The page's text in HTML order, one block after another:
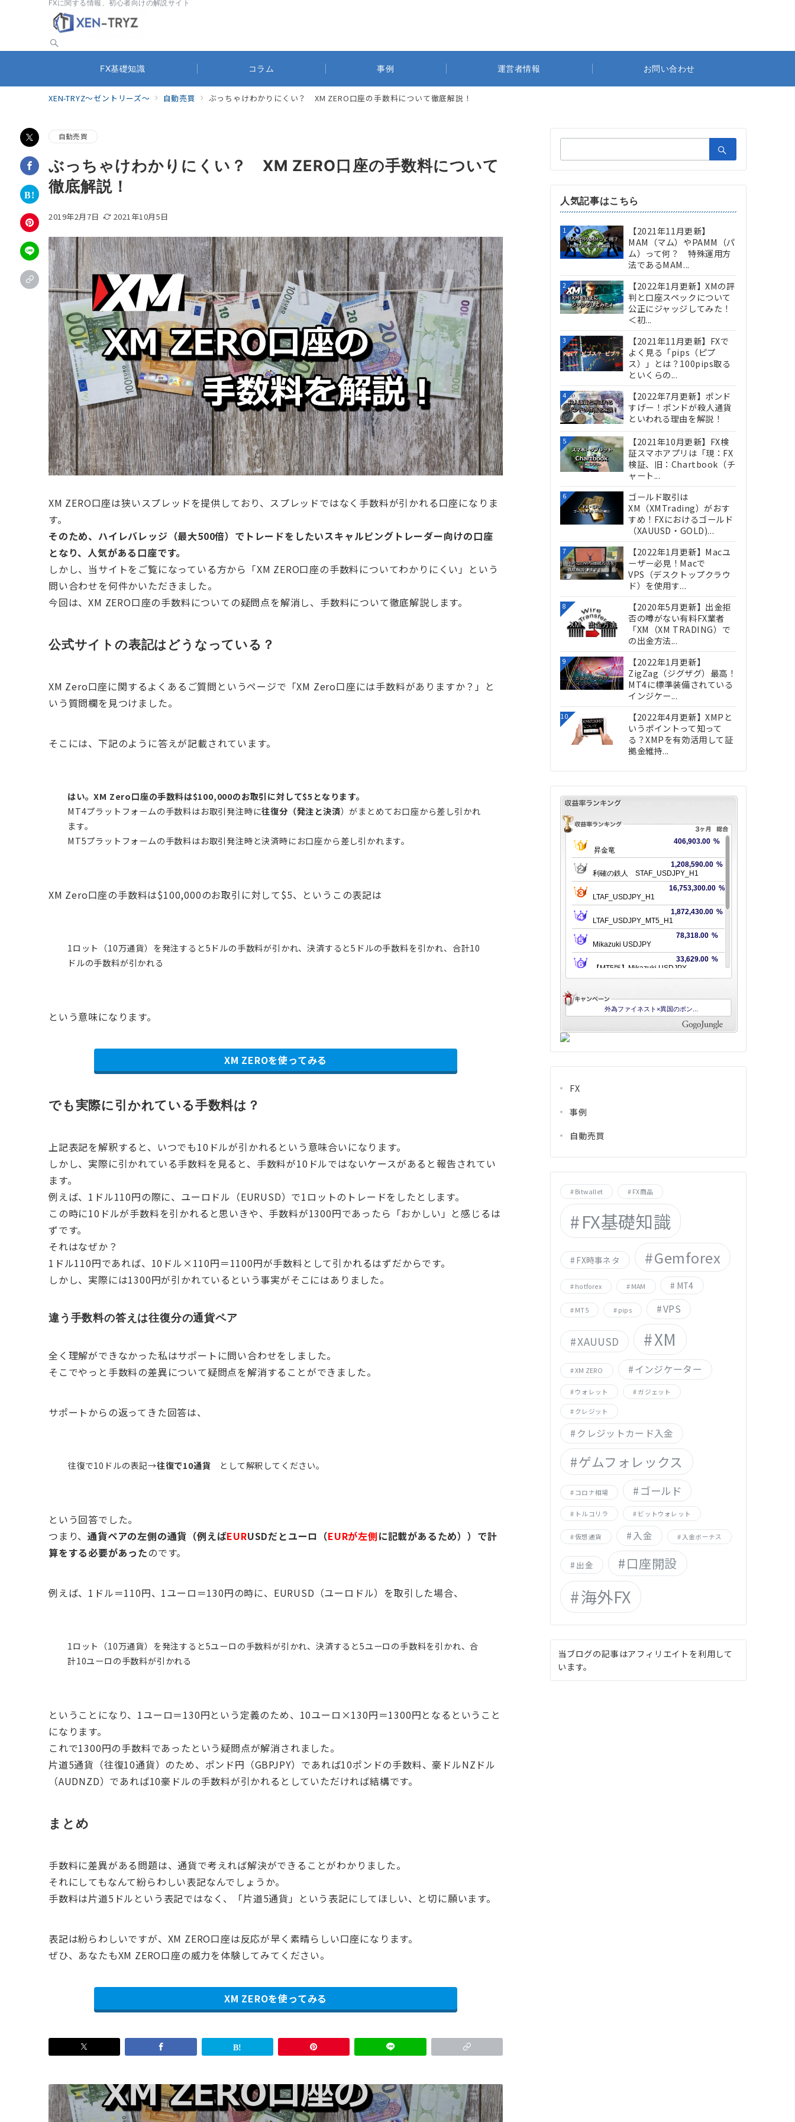
FXに関する情報、初心者向けの解説サイト
FX基礎知識 コラム 事例 運営者情報 お問い合わせ
XEN-TRYZ～ゼントリーズ～ 自動売買 ぶっちゃけわかりにくい？ XM ZERO口座の手数料について徹底解説！
自動売買
ぶっちゃけわかりにくい？ XM ZERO口座の手数料について
徹底解説！
2019年2月7日 2021年10月5日
XM ZERO口座は狭いスプレッドを提供しており、スプレッドではなく手数料が引かれる口座になりま
す。
そのため、ハイレバレッジ（最大500倍）でトレードをしたいスキャルピングトレーダー向けの口座
となり、人気がある口座です。
しかし、当サイトをご覧になっている方から「XM ZERO口座の手数料についてわかりにくい」という
問い合わせを何件かいただきました。
今回は、XM ZERO口座の手数料についての疑問点を解消し、手数料について徹底解説します。
公式サイトの表記はどうなっている？
XM Zero口座に関するよくあるご質問というページで「XM Zero口座には手数料がありますか？」と
いう質問欄を見つけました。
そこには、下記のように答えが記載されています。
はい。XM Zero口座の手数料は$100,000のお取引に対して$5となります。
MT4プラットフォームの手数料はお取引発注時に往復分（発注と決済）がまとめてお口座から差し引かれ
ます。
MT5プラットフォームの手数料はお取引発注時と決済時にお口座から差し引かれます。
XM Zero口座の手数料は$100,000のお取引に対して$5、というこの表記は
1ロット（10万通貨）を発注すると5ドルの手数料が引かれ、決済すると5ドルの手数料を引かれ、合計10
ドルの手数料が引かれる
という意味になります。
XM ZEROを使ってみる
でも実際に引かれている手数料は？
上記表記を解釈すると、いつでも10ドルが引かれるという意味合いになります。
しかし、実際に引かれている手数料を見ると、手数料が10ドルではないケースがあると報告されてい
ます。
例えば、1ドル110円の際に、ユーロドル（EURUSD）で1ロットのトレードをしたとします。
この時に10ドルが手数料を引かれると思いきや、手数料が1300円であったら「おかしい」と感じるは
ずです。
それはなぜか？
1ドル110円であれば、10ドル×110円＝1100円が手数料として引かれるはずだからです。
しかし、実際には1300円が引かれているという事実がそこにはありました。
違う手数料の答えは往復分の通貨ペア
全く理解ができなかった私はサポートに問い合わせをしました。
そこでやっと手数料の差異について疑問点を解消することができました。
サポートからの返ってきた回答は、
往復で10ドルの表記→往復で10通貨 として解釈してください。
という回答でした。
つまり、通貨ペアの左側の通貨（例えばEURUSDだとユーロ（EURが左側に記載があるため））で計
算をする必要があったのです。
例えば、1ドル＝110円、1ユーロ＝130円の時に、EURUSD（ユーロドル）を取引した場合、
1ロット（10万通貨）を発注すると5ユーロの手数料が引かれ、決済すると5ユーロの手数料を引かれ、合
計10ユーロの手数料が引かれる
ということになり、1ユーロ＝130円という定義のため、10ユーロ×130円＝1300円となるということ
になります。
これで1300円の手数料であったという疑問点が解消されました。
片道5通貨（往復10通貨）のため、ポンド円（GBPJPY）であれば10ポンドの手数料、豪ドルNZドル
（AUDNZD）であれば10豪ドルの手数料が引かれるとしていただければ結構です。
まとめ
手数料に差異がある問題は、通貨で考えれば解決ができることがわかりました。
それにしてもなんて紛らわしい表記なんでしょうか。
手数料は片道5ドルという表記ではなく、「片道5通貨」という表記にしてほしい、と切に願います。
表記は紛らわしいですが、XM ZERO口座は反応が早く素晴らしい口座になります。
ぜひ、あなたもXM ZERO口座の威力を体験してみてください。
XM ZEROを使ってみる
索：
人気記事はこちら
1
【2021年11月更新】
MAM（マム）やPAMM（パ
ム）って何？ 特殊運用方
法であるMAM...
2
【2022年1月更新】XMの評
判と口座スペックについて
公正にジャッジしてみた！
＜初...
3
【2021年11月更新】FXで
よく見る「pips（ピプ
ス）」とは？100pips取る
といくらの...
4
【2022年7月更新】ポンド
すげー！ポンドが殺人通貨
といわれる理由を解説！
5
【2021年10月更新】FX検
証スマホアプリは「現：FX
検証、旧：Chartbook（チ
ャート...
6
ゴールド取引は
XM（XMTrading）がおす
すめ！FXにおけるゴールド
（XAUUSD・GOLD)...
7
【2022年1月更新】Macユ
ーザー必見！Macで
VPS（デスクトップクラウ
ド）を使用す...
8
【2020年5月更新】出金拒
否の噂がない有料FX業者
「XM（XM TRADING）で
の出金方法...
9
【2022年1月更新】
ZigZag（ジグザグ）最高！
MT4に標準装備されている
インジケー...
10
【2022年4月更新】XMPと
いうポイントって知って
る？XMPを有効活用して証
拠金維持...
FX
事例
自動売買
Bitwallet FX商品
FX基礎知識
FX時事ネタ Gemforex
hotforex MAM MT4
MT5 pips VPS
XAUUSD XM
XM ZERO インジケーター
ウォレット ガジェット
クレジット
クレジットカード入金
ゲムフォレックス
コロナ相場 ゴールド
トルコリラ ビットウォレット
仮想通貨 入金 入金ボーナス
出金 口座開設
海外FX
当ブログの記事はアフィリエイトを利用して
います。